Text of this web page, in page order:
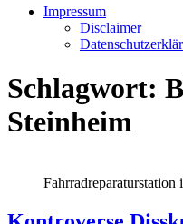
Impressum
Disclaimer
Schlagwort:
Steinheim
Fahrradreparaturstation